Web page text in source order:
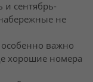
сентябрь-
не
особенно важно
хорошие номера